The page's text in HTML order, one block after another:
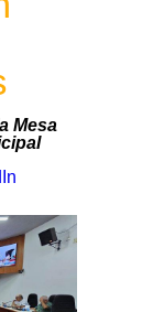
Mesa